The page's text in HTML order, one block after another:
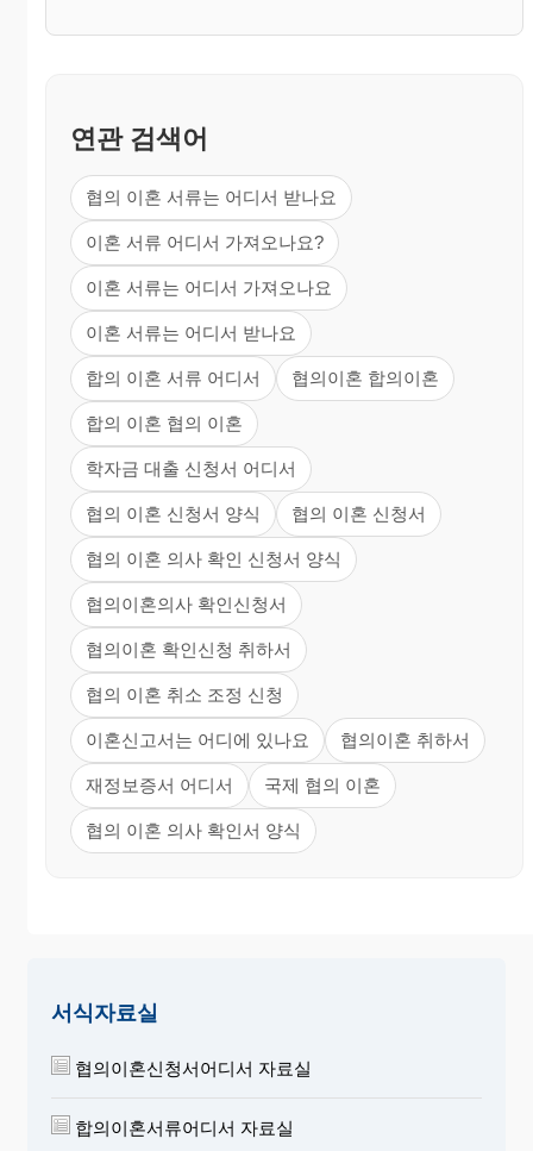
연관 검색어
협의 이혼 서류는 어디서 받나요
이혼 서류 어디서 가져오나요?
이혼 서류는 어디서 가져오나요
이혼 서류는 어디서 받나요
합의 이혼 서류 어디서 협의이혼 합의이혼
합의 이혼 협의 이혼
학자금 대출 신청서 어디서
협의 이혼 신청서 양식 협의 이혼 신청서
협의 이혼 의사 확인 신청서 양식
협의이혼의사 확인신청서
협의이혼 확인신청 취하서
협의 이혼 취소 조정 신청
이혼신고서는 어디에 있나요 협의이혼 취하서
재정보증서 어디서 국제 협의 이혼
협의 이혼 의사 확인서 양식
서식자료실
협의이혼신청서어디서 자료실
합의이혼서류어디서 자료실